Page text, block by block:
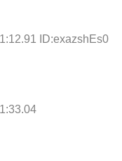
ID:exazshEs0